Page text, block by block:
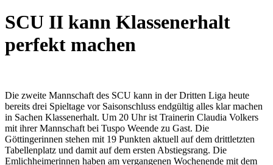
SCU II kann Klassenerhalt
perfekt machen
Die zweite Mannschaft des SCU kann in der Dritten Liga heute
bereits drei Spieltage vor Saisonschluss endgültig alles klar machen
in Sachen Klassenerhalt. Um 20 Uhr ist Trainerin Claudia Volkers
mit ihrer Mannschaft bei Tuspo Weende zu Gast. Die
Göttingerinnen stehen mit 19 Punkten aktuell auf dem drittletzten
Tabellenplatz und damit auf dem ersten Abstiegsrang. Die
Emlichheimerinnen haben am vergangenen Wochenende mit dem